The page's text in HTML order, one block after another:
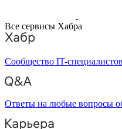
Все сервисы Хабра
Сообщество IT-специалистов
Ответы на любые вопросы